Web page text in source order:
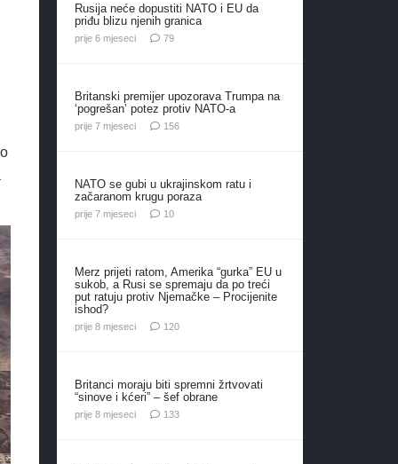
Rusija neće dopustiti NATO i EU da
priđu blizu njenih granica
prije 6 mjeseci 79komentara
Britanski premijer upozorava Trumpa na
‘pogrešan’ potez protiv NATO-a
prije 7 mjeseci 156komentara
NATO se gubi u ukrajinskom ratu i
začaranom krugu poraza
prije 7 mjeseci 10komentara
Merz prijeti ratom, Amerika “gurka” EU u
sukob, a Rusi se spremaju da po treći
put ratuju protiv Njemačke – Procijenite
ishod?
prije 8 mjeseci 120komentara
Britanci moraju biti spremni žrtvovati
“sinove i kćeri” – šef obrane
prije 8 mjeseci 133komentara